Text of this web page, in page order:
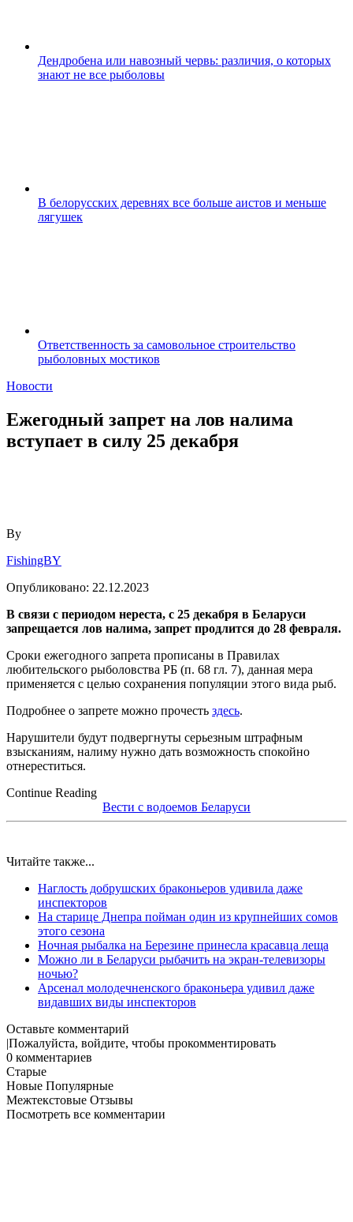
Дендробена или навозный червь: различия, о которых
знают не все рыболовы
В белорусских деревнях все больше аистов и меньше
лягушек
Ответственность за самовольное строительство
рыболовных мостиков
Новости
Ежегодный запрет на лов налима
вступает в силу 25 декабря
By
FishingBY
Опубликовано: 22.12.2023
В связи с периодом нереста, с 25 декабря в Беларуси
запрещается лов налима, запрет продлится до 28 февраля.
Сроки ежегодного запрета прописаны в Правилах
любительского рыболовства РБ (п. 68 гл. 7), данная мера
применяется с целью сохранения популяции этого вида рыб.
Подробнее о запрете можно прочесть здесь.
Нарушители будут подвергнуты серьезным штрафным
взысканиям, налиму нужно дать возможность спокойно
отнереститься.
Continue Reading
Вести с водоемов Беларуси
Читайте также...
Наглость добрушских браконьеров удивила даже
инспекторов
На старице Днепра пойман один из крупнейших сомов
этого сезона
Ночная рыбалка на Березине принесла красавца леща
Можно ли в Беларуси рыбачить на экран-телевизоры
ночью?
Арсенал молодечненского браконьера удивил даже
видавших виды инспекторов
Оставьте комментарий
|Пожалуйста, войдите, чтобы прокомментировать
0 комментариев
Старые
Новые Популярные
Межтекстовые Отзывы
Посмотреть все комментарии